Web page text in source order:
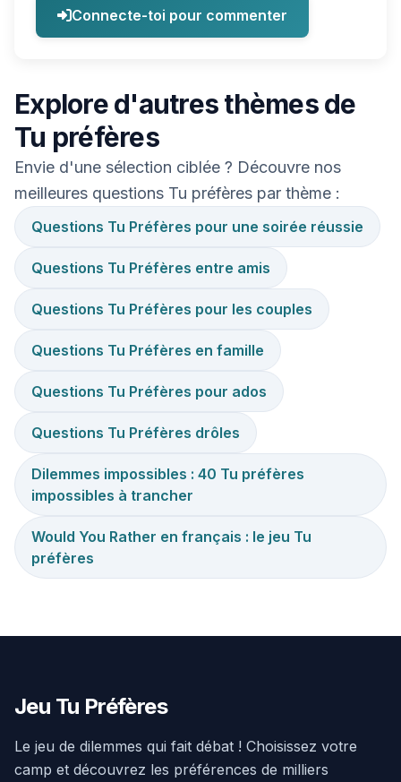
Connecte-toi pour commenter
Explore d'autres thèmes de
Tu préfères
Envie d'une sélection ciblée ? Découvre nos
meilleures questions Tu préfères par thème :
Questions Tu Préfères pour une soirée réussie
Questions Tu Préfères entre amis
Questions Tu Préfères pour les couples
Questions Tu Préfères en famille
Questions Tu Préfères pour ados
Questions Tu Préfères drôles
Dilemmes impossibles : 40 Tu préfères
impossibles à trancher
Would You Rather en français : le jeu Tu
préfères
Jeu Tu Préfères
Le jeu de dilemmes qui fait débat ! Choisissez votre
camp et découvrez les préférences de milliers